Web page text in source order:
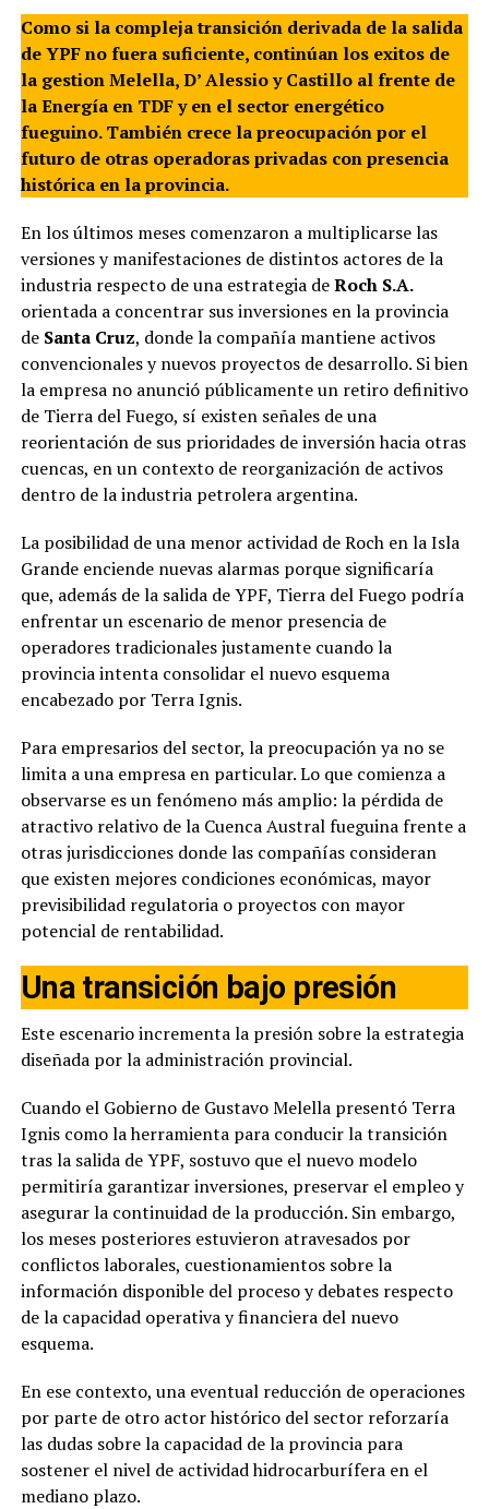
Como si la compleja transición derivada de la salida
de YPF no fuera suficiente, continúan los exitos de
la gestion Melella, D’ Alessio y Castillo al frente de
la Energía en TDF y en el sector energético
fueguino. También crece la preocupación por el
futuro de otras operadoras privadas con presencia
histórica en la provincia.
En los últimos meses comenzaron a multiplicarse las
versiones y manifestaciones de distintos actores de la
industria respecto de una estrategia deRoch S.A.
orientada a concentrar sus inversiones en la provincia
de Santa Cruz, donde la compañía mantiene activos
convencionales y nuevos proyectos de desarrollo. Si bien
la empresa no anunció públicamente un retiro definitivo
de Tierra del Fuego, sí existen señales de una
reorientación de sus prioridades de inversión hacia otras
cuencas, en un contexto de reorganización de activos
dentro de la industria petrolera argentina.
La posibilidad de una menor actividad de Roch en la Isla
Grande enciende nuevas alarmas porque significaría
que, además de la salida de YPF, Tierra del Fuego podría
enfrentar un escenario de menor presencia de
operadores tradicionales justamente cuando la
provincia intenta consolidar el nuevo esquema
encabezado por Terra Ignis.
Para empresarios del sector, la preocupación ya no se
limita a una empresa en particular. Lo que comienza a
observarse es un fenómeno más amplio: la pérdida de
atractivo relativo de la Cuenca Austral fueguina frente a
otras jurisdicciones donde las compañías consideran
que existen mejores condiciones económicas, mayor
previsibilidad regulatoria o proyectos con mayor
potencial de rentabilidad.
Una transición bajo presión
Este escenario incrementa la presión sobre la estrategia
diseñada por la administración provincial.
Cuando el Gobierno de Gustavo Melella presentó Terra
Ignis como la herramienta para conducir la transición
tras la salida de YPF, sostuvo que el nuevo modelo
permitiría garantizar inversiones, preservar el empleo y
asegurar la continuidad de la producción. Sin embargo,
los meses posteriores estuvieron atravesados por
conflictos laborales, cuestionamientos sobre la
información disponible del proceso y debates respecto
de la capacidad operativa y financiera del nuevo
esquema.
En ese contexto, una eventual reducción de operaciones
por parte de otro actor histórico del sector reforzaría
las dudas sobre la capacidad de la provincia para
sostener el nivel de actividad hidrocarburífera en el
mediano plazo.